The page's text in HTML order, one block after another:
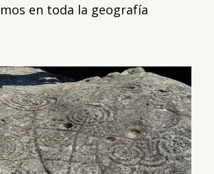
en toda la geografía